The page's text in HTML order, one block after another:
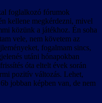
foglalkozó fórumok
kellene megkérdezni, mivel
közünk a játékhoz. Én soha
vele, nem követem az
fogalmam sincs,
utáni hónapokban
óta eltelt évek során
pozitív változás. Lehet,
jobban képben van, de nem